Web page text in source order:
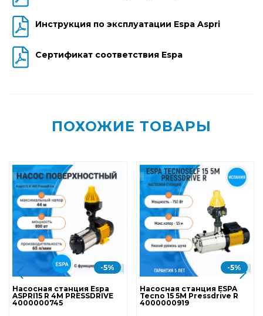
Инструкция по эксплуатации Espa Aspri
Сертификат соответствия Espa
ПОХОЖИЕ ТОВАРЫ
-5%
Насосная станция Espa
ASPRI15 R 4M PRESSDRIVE
4000000745
-5%
Насосная станция ESPA
Tecno 15 5M Pressdrive R
4000000919